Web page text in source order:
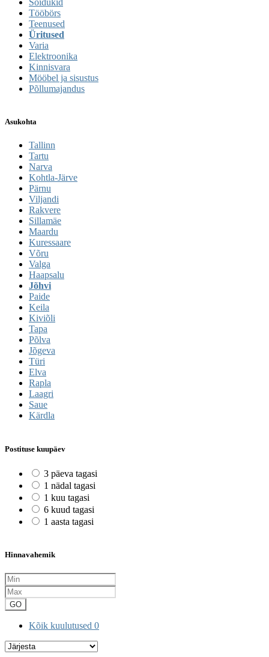
Sõidukid
Tööbörs
Teenused
Üritused
Varia
Elektroonika
Kinnisvara
Mööbel ja sisustus
Põllumajandus
Asukohta
Tallinn
Tartu
Narva
Kohtla-Järve
Pärnu
Viljandi
Rakvere
Sillamäe
Maardu
Kuressaare
Võru
Valga
Haapsalu
Jõhvi
Paide
Keila
Kiviõli
Tapa
Põlva
Jõgeva
Türi
Elva
Rapla
Laagri
Saue
Kärdla
Postituse kuupäev
3 päeva tagasi
1 nädal tagasi
1 kuu tagasi
6 kuud tagasi
1 aasta tagasi
Hinnavahemik
GO
Kõik kuulutused 0